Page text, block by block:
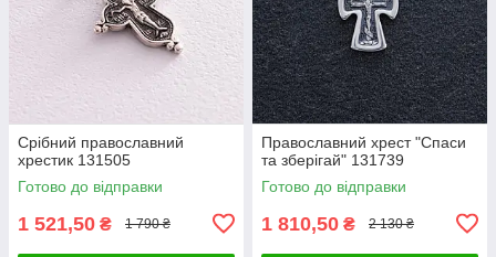
Срібний православний
хрестик 131505
Готово до відправки
1 521,50 ₴ 1 790 ₴
Православний хрест "Спаси
та зберігай" 131739
Готово до відправки
1 810,50 ₴ 2 130 ₴